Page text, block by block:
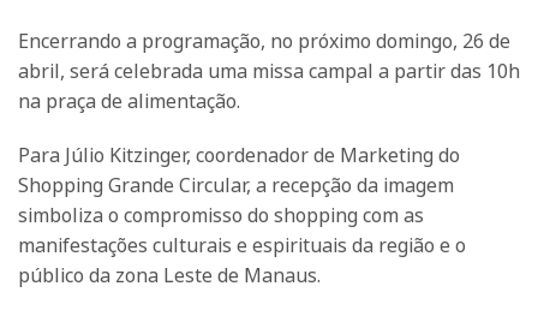
Encerrando a programação, no próximo domingo, 26 de
abril, será celebrada uma missa campal a partir das 10h
na praça de alimentação.
Para Júlio Kitzinger, coordenador de Marketing do
Shopping Grande Circular, a recepção da imagem
simboliza o compromisso do shopping com as
manifestações culturais e espirituais da região e o
público da zona Leste de Manaus.